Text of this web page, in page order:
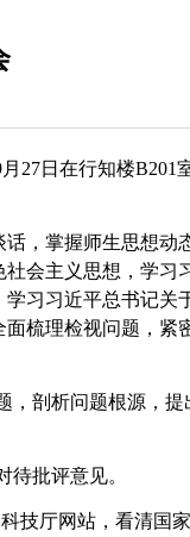
27日在行知楼B201
，掌握师生思想动
会主义思想，学习
习习近平总书记关
梳理检视问题，紧
，剖析问题根源，
批评意见。
技厅网站，看清国